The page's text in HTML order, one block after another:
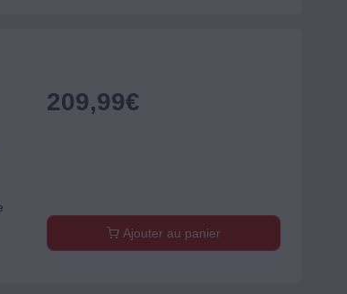
209,99€
Ajouter au panier